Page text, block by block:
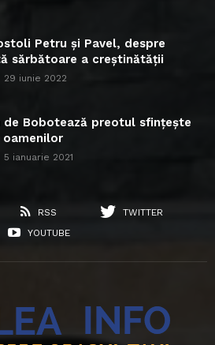
Petru și Pavel, despre
sărbătoare a creștinătății
29 iunie 2022
de Bobotează preotul sfințește
oamenilor
5 ianuarie 2021
RSS
TWITTER
YOUTUBE